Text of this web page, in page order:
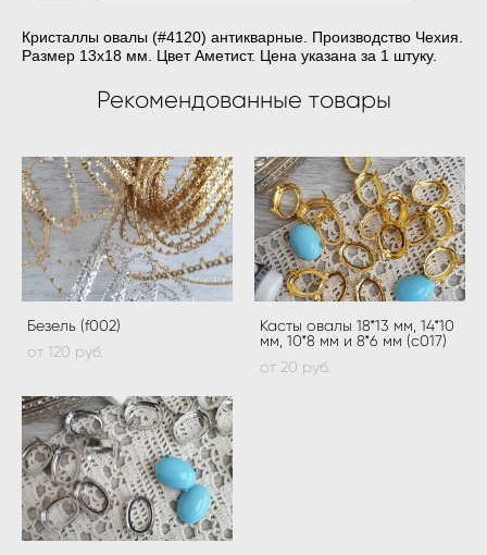
Кристаллы овалы (#4120) антикварные. Производство Чехия.
Размер 13х18 мм. Цвет Аметист. Цена указана за 1 штуку.
Рекомендованные товары
Безель (f002)
от 120 pуб.
Касты овалы 18*13 мм, 14*10
мм, 10*8 мм и 8*6 мм (c017)
от 20 pуб.